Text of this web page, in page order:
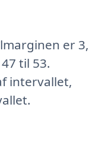
er 3,
til 53.
intervallet,